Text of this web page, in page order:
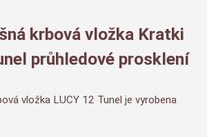
krbová vložka Kratki
průhledové prosklení
vložka LUCY 12 Tunel je vyrobena